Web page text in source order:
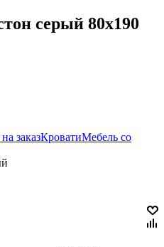
серый 80х190
заказКроватиМебель со